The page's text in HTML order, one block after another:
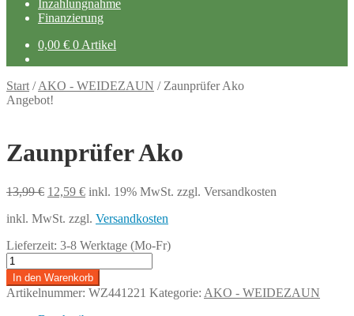
Inzahlungnahme
Finanzierung
0,00 € 0 Artikel
Start /AKO - WEIDEZAUN / Zaunprüfer Ako
Angebot!
Zaunprüfer Ako
13,99€ Ursprünglicher
war:
12,59 €Aktueller
ist:
inkl. 19% MwSt. zzgl. Versandkosten
inkl. MwSt. zzgl. Versandkosten
Lieferzeit: 3-8 Werktage (Mo-Fr)
Zaunprüfer
Ako
Menge
In den Warenkorb
Artikelnummer: WZ441221 Kategorie: AKO - WEIDEZAUN